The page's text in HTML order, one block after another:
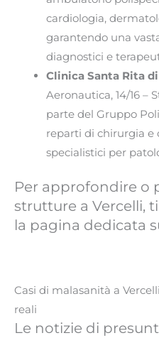
cardiologia,
garantendo una
diagnostici e
Clinica Santa Rita
Aeronautica, 14/16 –
parte del Gruppo
reparti di chirurgia e
specialistici per
Per approfondire o
strutture a Vercelli,
la pagina dedicata
Casi di malasanità a
reali
Le notizie di